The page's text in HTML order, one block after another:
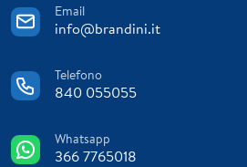
Email
info@brandini.it
Telefono
840 055055
Whatsapp
366 7765018